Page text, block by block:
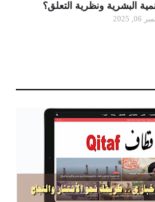
البشرية ونظرية التعلق؟
2025